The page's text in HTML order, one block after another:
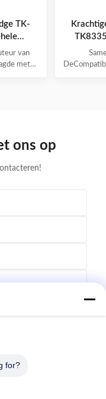
TK-
van
met
ons op
for?